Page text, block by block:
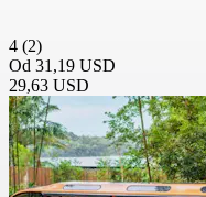
4 (2)
Od 31,19 USD
29,63 USD